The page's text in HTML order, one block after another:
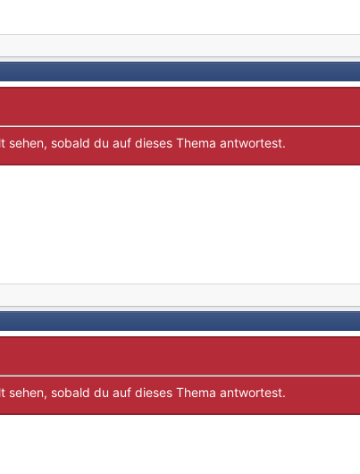
sehen, sobald du auf dieses Thema antwortest.
sehen, sobald du auf dieses Thema antwortest.